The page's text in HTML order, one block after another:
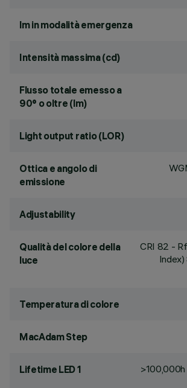
lm in modalità emergenza
Intensità massima (cd)
Flusso totale emesso a
90° o oltre (lm)
Light output ratio (LOR)
Ottica e angolo di
emissione
Adjustability
Qualità del colore della
luce
CRI 82 -
Temperatura di colore
MacAdam Step
Lifetime LED 1